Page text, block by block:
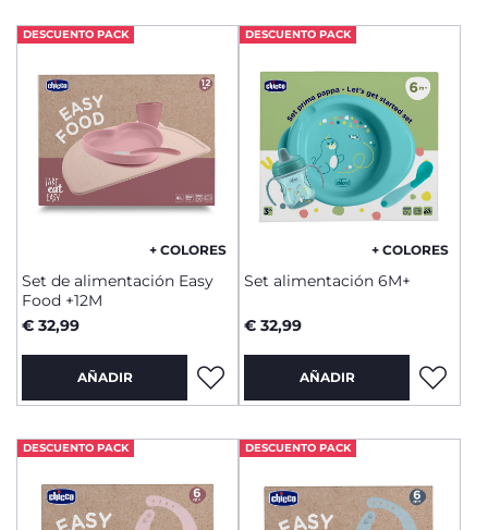
DESCUENTO PACK
+ COLORES
Set de alimentación Easy
Food +12M
€ 32,99
AÑADIR
DESCUENTO PACK
+ COLORES
Set alimentación 6M+
€ 32,99
AÑADIR
DESCUENTO PACK DESCUENTO PACK